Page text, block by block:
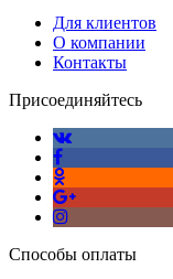
Для клиентов
О компании
Контакты
Присоединяйтесь
Способы оплаты